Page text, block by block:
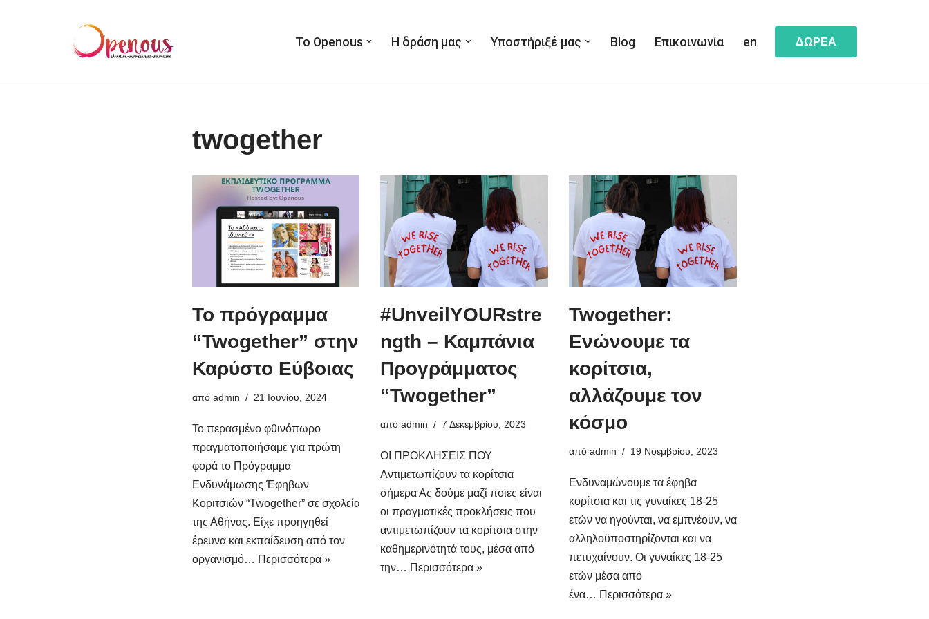
Μεταπηδήστε
Το Openous Η δράση μας Υποστήριξέ μας Blog Επικοινωνία en ΔΩΡΕΑ
twogether
To πρόγραμμα
“Twogether” στην
Καρύστο Εύβοιας
από admin 21 Ιουνίου, 2024
Το περασμένο φθινόπωρο
πραγματοποιήσαμε για πρώτη
φορά το Πρόγραμμα
Ενδυνάμωσης Έφηβων
Κοριτσιών “Twogether” σε σχολεία
της Αθήνας. Είχε προηγηθεί
έρευνα και εκπαίδευση από τον
οργανισμό… Περισσότερα »
#UnveilYOURstre
ngth – Καμπάνια
Προγράμματος
“Twogether”
απόadmin 7 Δεκεμβρίου, 2023
ΟΙ ΠΡΟΚΛΗΣΕΙΣ ΠΟΥ
Αντιμετωπίζουν τα κορίτσια
σήμερα Ας δούμε μαζί ποιες είναι
οι πραγματικές προκλήσεις που
αντιμετωπίζουν τα κορίτσια στην
καθημερινότητά τους, μέσα από
την… Περισσότερα »
Twogether:
Ενώνουμε τα
κορίτσια,
αλλάζουμε τον
κόσμο
απόadmin 19 Νοεμβρίου, 2023
Ενδυναμώνουμε τα έφηβα
κορίτσια και τις γυναίκες 18-25
ετών να ηγούνται, να εμπνέουν, να
αλληλοϋποστηρίζονται και να
πετυχαίνουν. Οι γυναίκες 18-25
ετών μέσα από
ένα… Περισσότερα »